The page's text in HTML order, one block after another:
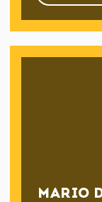
MARIO